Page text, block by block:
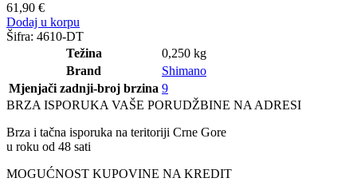
61,90 €
Dodaj u korpu
Šifra: 4610-DT
Težina
0,250 kg
Brand
Shimano
Mjenjači zadnji-broj brzina 9
BRZA ISPORUKA VAŠE PORUDŽBINE NA ADRESI
Brza i tačna isporuka na teritoriji Crne Gore
u roku od 48 sati
MOGUĆNOST KUPOVINE NA KREDIT